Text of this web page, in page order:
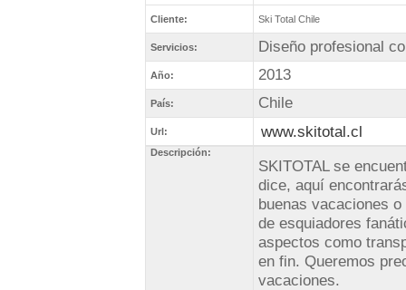
Cliente: Ski Total Chile
Servicios: Diseño profesional
Año: 2013
País: Chile
Url: www.skitotal.cl
Descripción:
SKITOTAL se
dice, aquí
buenas vacaciones
de esquiadores
aspectos como
en fin. Queremos
vacaciones.